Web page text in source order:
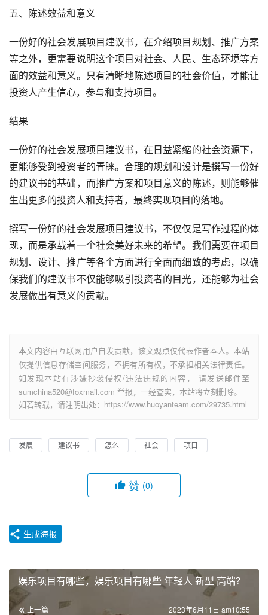
五、陈述效益和意义
一份好的社会发展项目建议书，在介绍项目规划、推广方案
等之外，更需要说明这个项目对社会、人民、生态环境等方
面的效益和意义。只有清晰地陈述项目的社会价值，才能让
投资人产生信心，参与和支持项目。
结果
一份好的社会发展项目建议书，在日益紧缩的社会资源下，
更能够受到投资者的青睐。合理的规划和设计是撰写一份好
的建议书的基础，而推广方案和项目意义的陈述，则能够催
生出更多的投资人和支持者，最终实现项目的落地。
撰写一份好的社会发展项目建议书，不仅仅是写作过程的体
现，而是承载着一个社会美好未来的希望。我们需要在项目
规划、设计、推广等各个方面进行全面而细致的考虑，以确
保我们的建议书不仅能够吸引投资者的目光，还能够为社会
发展做出有意义的贡献。
本文内容由互联网用户自发贡献，该文观点仅代表作者本人。本站
仅提供信息存储空间服务，不拥有所有权，不承担相关法律责任。
如发现本站有涉嫌抄袭侵权/违法违规的内容， 请发送邮件至
sumchina520@foxmail.com 举报，一经查实，本站将立刻删除。
如若转载，请注明出处：https://www.huoyanteam.com/29735.html
发展 建议书 怎么 社会 项目
赞 (0)
生成海报
娱乐项目有哪些，娱乐项目有哪些 年轻人 新型 高端？
上一篇 2023年6月11日 am10:55